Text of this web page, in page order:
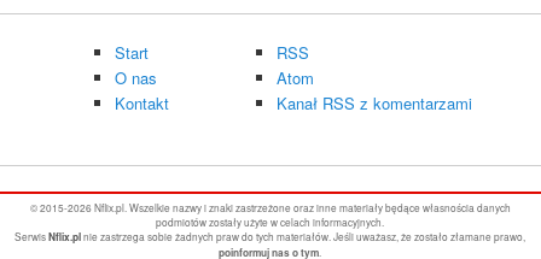
Start
O nas
Kontakt
RSS
Atom
Kanał RSS z komentarzami
© 2015-2026 Nflix.pl. Wszelkie nazwy i znaki zastrzeżone oraz inne materiały będące własnościa danych
podmiotów zostały użyte w celach informacyjnych.
SerwisNflix.plnie zastrzega sobie żadnych praw do tych materiałów. Jeśli uważasz, że zostało złamane prawo,
poinformuj nas o tym